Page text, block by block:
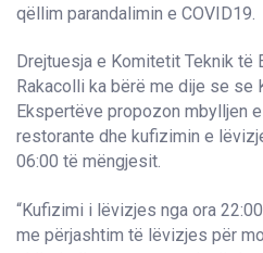
qëllim parandalimin e COVID19.
Drejtuesja e Komitetit Teknik të
Rakacolli ka bërë me dije se se
Ekspertëve propozon mbylljen
restorante dhe kufizimin e
06:00 të mëngjesit.
“Kufizimi i lëvizjes nga ora
me përjashtim të lëvizjes për